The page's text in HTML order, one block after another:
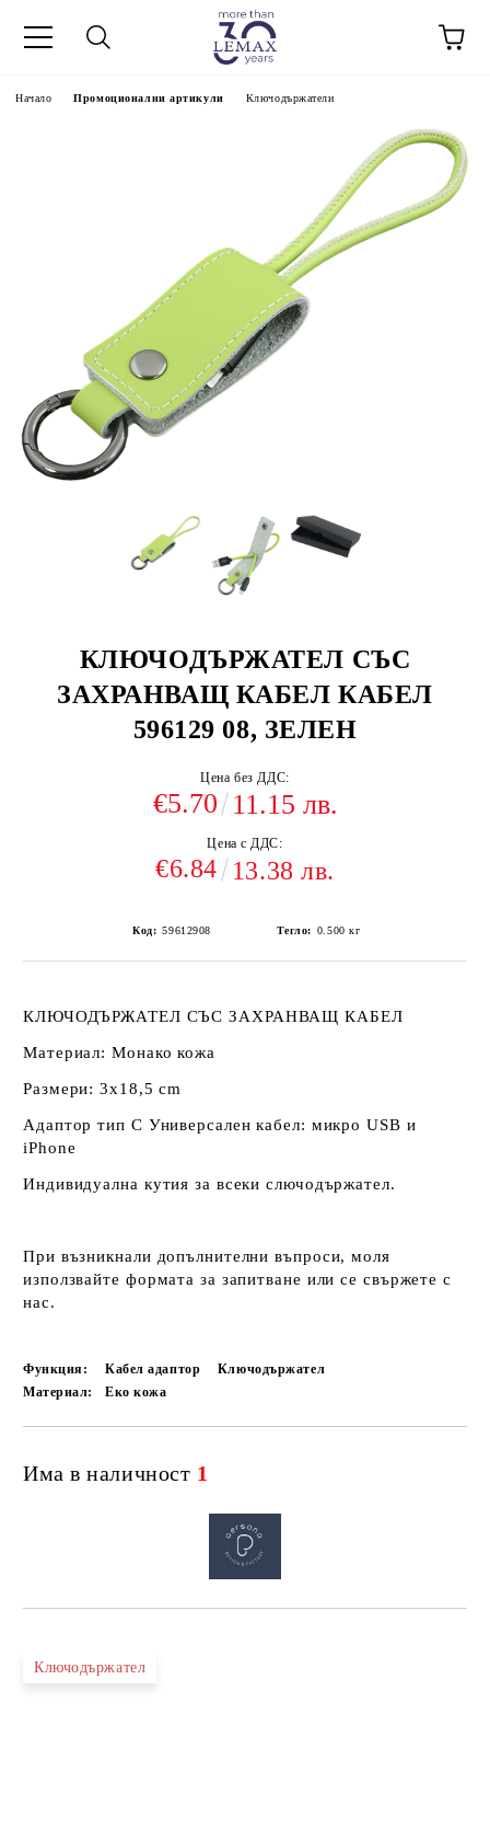
Начало Промоционални артикули Ключодържатели
КЛЮЧОДЪРЖАТЕЛ СЪС
ЗАХРАНВАЩ КАБЕЛ КАБЕЛ
596129 08, ЗЕЛЕН
Цена без ДДС:
€5.70 11.15 лв.
Цена с ДДС:
€6.84 13.38 лв.
Код: 59612908 Тегло: 0.500 кг
КЛЮЧОДЪРЖАТЕЛ СЪС ЗАХРАНВАЩ КАБЕЛ
Материал: Монако кожа
Размери: 3х18,5 cm
Адаптор тип С Универсален кабел: микро USB и
iPhone
Индивидуална кутия за всеки слючодържател.
При възникнали допълнителни въпроси, моля
използвайте формата за запитване или се свържете с
нас.
Функция: Кабел адаптор
Ключодържател
Материал:
Еко кожа
Има в наличност 1
Ключодържател